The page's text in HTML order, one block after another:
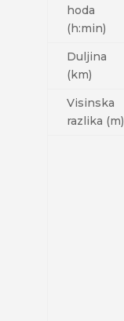
hoda
(h:min)
Duljina
(km)
Visinska
razlika (m)